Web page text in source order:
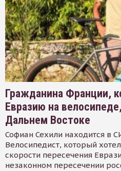
Гражданина Франции,
Евразию на
Дальнем Востоке
Софиан Сехили находится в
Велосипедист, который
скорости пересечения
незаконном пересечении